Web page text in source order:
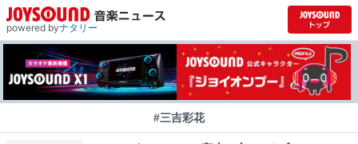
powered byナタリー
#三吉彩花